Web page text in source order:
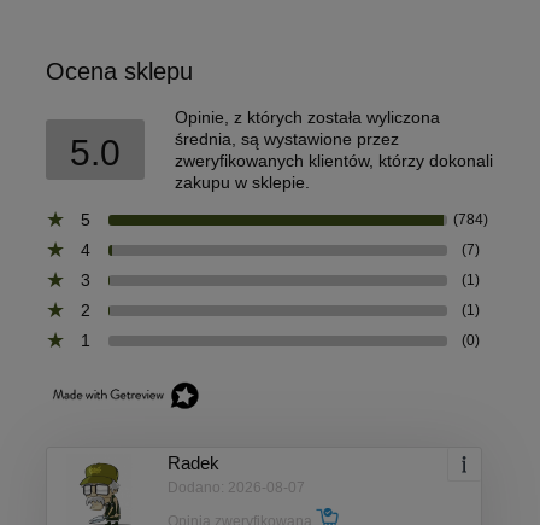
Ocena sklepu
5.0
Opinie, z których została wyliczona
średnia, są wystawione przez
zweryfikowanych klientów, którzy dokonali
zakupu w sklepie.
5
(784)
4 (7)
3 (1)
2 (1)
1 (0)
Radek
Dodano: 2026-08-07
Opinia zweryfikowana